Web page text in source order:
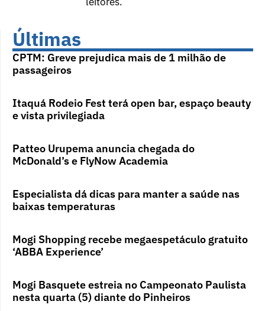
Últimas
CPTM: Greve prejudica mais de 1 milhão de
passageiros
Itaquá Rodeio Fest terá open bar, espaço beauty
e vista privilegiada
Patteo Urupema anuncia chegada do
McDonald’s e FlyNow Academia
Especialista dá dicas para manter a saúde nas
baixas temperaturas
Mogi Shopping recebe megaespetáculo gratuito
‘ABBA Experience’
Mogi Basquete estreia no Campeonato Paulista
nesta quarta (5) diante do Pinheiros